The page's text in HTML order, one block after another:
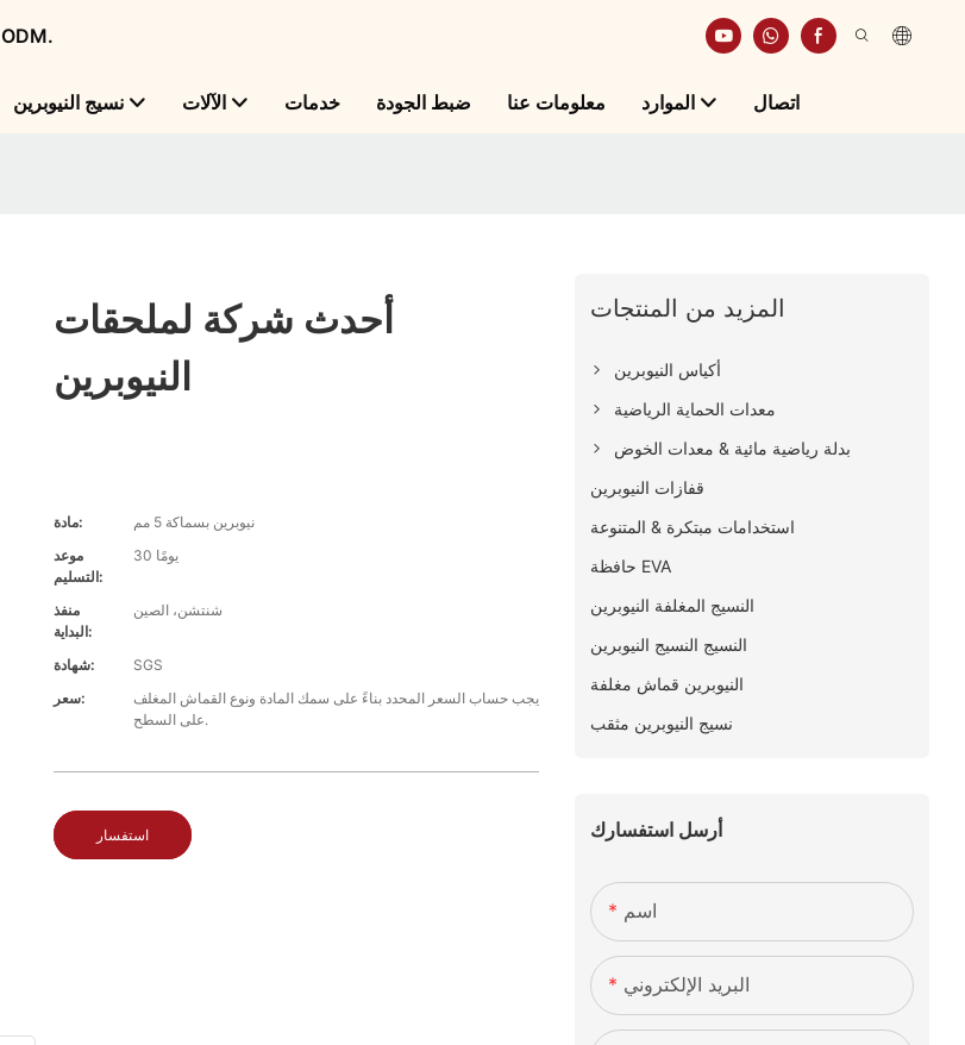
Flame Bright - شركة تصنيع منتجات النيوبرين الرائدة عالميًا مع OEM & خدمة ODM.
نسيج النيوبرين الآلات خدمات ضبط الجودة معلومات عنا الموارد اتصال
أحدث شركة لملحقات
النيوبرين
مادة:
نيوبرين بسماكة 5 مم
موعد
التسليم:
30 يومًا
منفذ
البداية:
شنتشن، الصين
شهادة:
SGS
سعر:
يجب حساب السعر المحدد بناءً على سمك المادة ونوع القماش المغلف
على السطح.
استفسار
المزيد من المنتجات
أكياس النيوبرين
معدات الحماية الرياضية
بدلة رياضية مائية & معدات الخوض
قفازات النيوبرين
استخدامات مبتكرة & المتنوعة
حافظة EVA
النسيج المغلفة النيوبرين
النسيج النسيج النيوبرين
النيوبرين قماش مغلفة
نسيج النيوبرين مثقب
أرسل استفسارك
اسم
البريد الإلكتروني